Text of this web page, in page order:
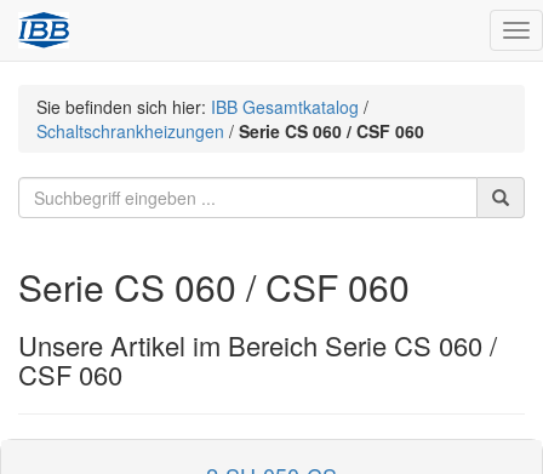
Sie befinden sich hier: IBB Gesamtkatalog /
Schaltschrankheizungen / Serie CS 060 / CSF 060
Serie CS 060 / CSF 060
Unsere Artikel im Bereich Serie CS 060 /
CSF 060